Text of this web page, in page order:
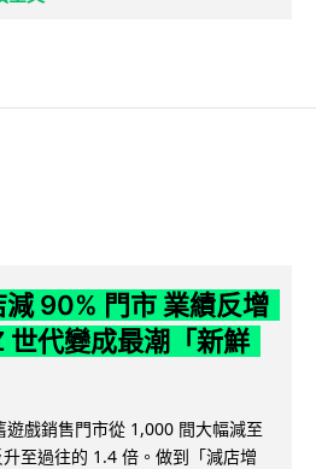
減 90% 門市 業績反增
世代變成最潮「新鮮
遊戲銷售門市從 1,000 間大幅減至
至過往的 1.4 倍。做到「減店增